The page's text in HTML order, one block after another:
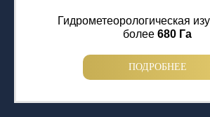
Гидрометеорологическая
более 680 Га
ПОДРОБНЕЕ